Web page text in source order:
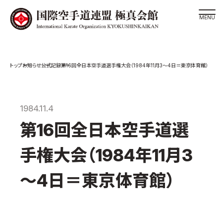
大山倍達総裁 紹介
松井章奎館長 紹介
極真の歴史
極真会館の概要
お知らせ公式記録第16回全日本空手道選手権大会（1984年11月3～4日＝東京体育館）
1984.11.4
第16回全日本空手道選
手権大会（1984年11月3
～4日＝東京体育館）